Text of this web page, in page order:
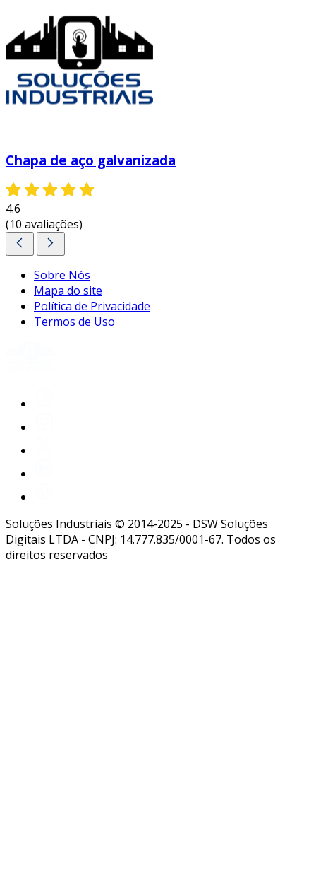
Chapa de aço galvanizada
4.6
(10 avaliações)
Sobre Nós
Mapa do site
Política de Privacidade
Termos de Uso
Soluções Industriais © 2014-2025 - DSW Soluções
Digitais LTDA - CNPJ: 14.777.835/0001-67. Todos os
direitos reservados